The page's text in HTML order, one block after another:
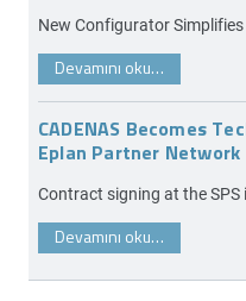
New Configurator
Devamını oku…
CADENAS Becomes
Eplan Partner Network
Contract signing at the SPS
Devamını oku…